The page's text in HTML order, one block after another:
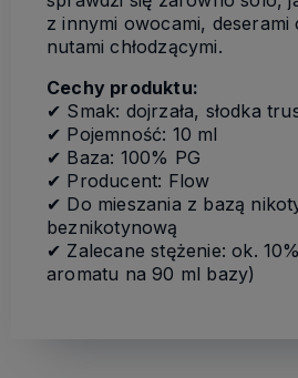
z innymi owocami, deserami
nutami chłodzącymi.
Cechy produktu:
✔ Smak: dojrzała, słodka
✔ Pojemność: 10 ml
✔ Baza: 100% PG
✔ Producent: Flow
✔ Do mieszania z bazą
beznikotynową
✔ Zalecane stężenie: ok.
aromatu na 90 ml bazy)